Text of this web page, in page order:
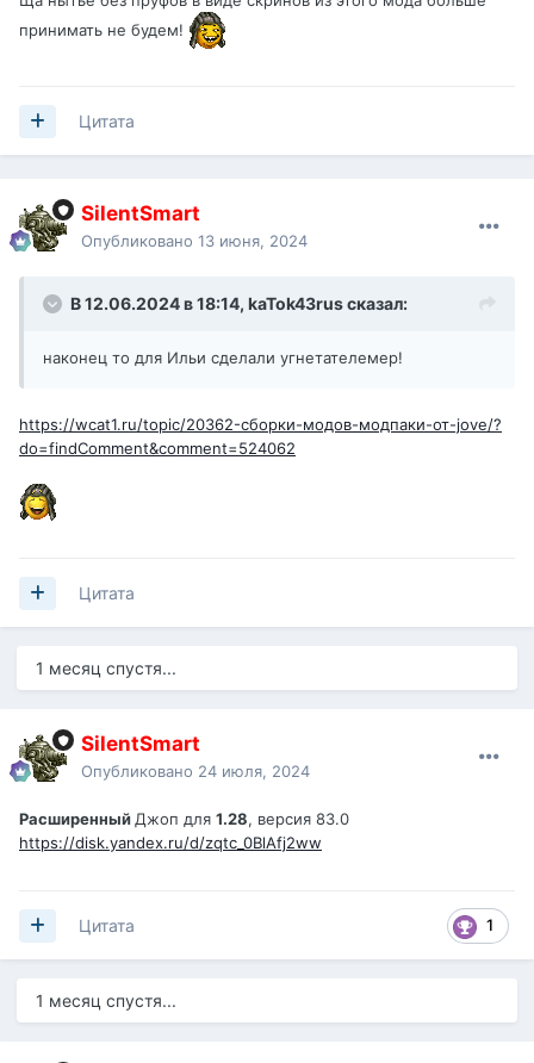
принимать не будем!
Цитата
SilentSmart
Опубликовано 13 июня, 2024
В 12.06.2024 в 18:14, kaTok43rusсказал:
наконец то для Ильи сделали угнетателемер!
https://wcat1.ru/topic/20362-сборки-модов-модпаки-от-jove/?
do=findComment&comment=524062
Цитата
1 месяц спустя...
SilentSmart
Опубликовано 24 июля, 2024
РасширенныйДжоп для 1.28, версия 83.0
https://disk.yandex.ru/d/zqtc_0BlAfj2ww
1
Цитата
1 месяц спустя...